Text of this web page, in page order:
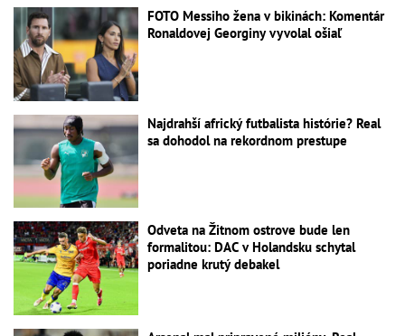
FOTO Messiho žena v bikinách: Komentár
Ronaldovej Georginy vyvolal ošiaľ
Najdrahší africký futbalista histórie? Real
sa dohodol na rekordnom prestupe
Odveta na Žitnom ostrove bude len
formalitou: DAC v Holandsku schytal
poriadne krutý debakel